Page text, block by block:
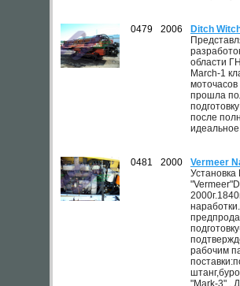
0479 2006
Ditch
области
March-1
моточасов
прошла
после
0481 2000
Vermeer
рабочим